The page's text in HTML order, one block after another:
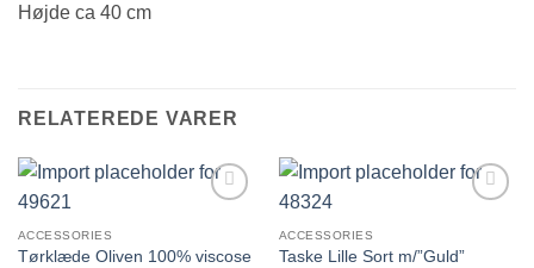
Højde ca 40 cm
RELATEREDE VARER
ACCESSORIES
Tørklæde Oliven 100% viscose
ACCESSORIES
Taske Lille Sort m/”Guld”